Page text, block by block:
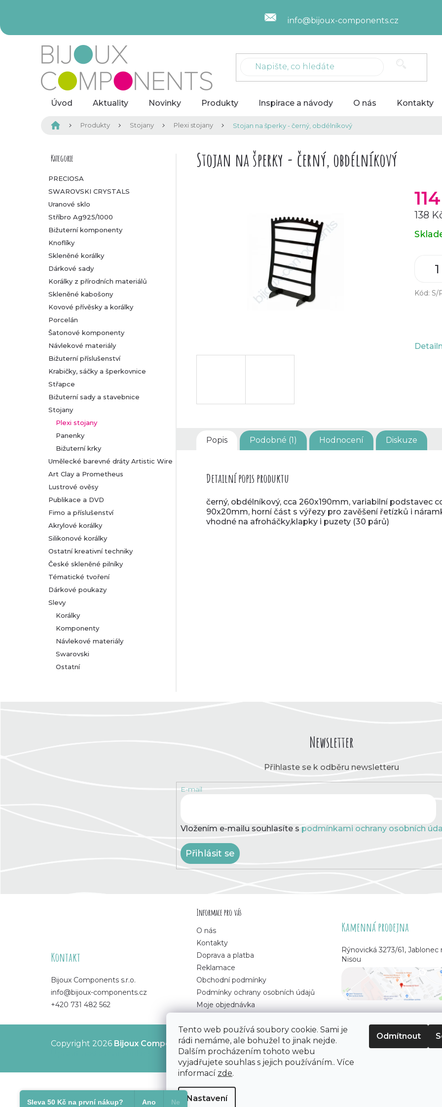
Tento web používá soubory cookie. Sami je
rádi nemáme, ale bohužel to jinak nejde.
Dalším procházením tohoto webu
vyjadřujete souhlas s jejich používáním.. Více
informací zde.
Nastavení
Odmítnout
info@bijoux-components.cz
Úvod Aktuality Novinky Produkty Inspirace a návody O nás Kontakty
Domů Produkty Stojany Plexi stojany Stojan na šperky - černý, obdélníkový
P
o
s
t
r
a
n
n
í
p
a
n
e
Přeskočit
Kategorie
PRECIOSA
SWAROVSKI CRYSTALS
Uranové sklo
Stříbro Ag925/1000
Bižuterní komponenty
Knoflíky
Skleněné korálky
Dárkové sady
Korálky z přírodních materiálů
Skleněné kabošony
Kovové přívěsky a korálky
Porcelán
Šatonové komponenty
Návlekové materiály
Bižuterní příslušenství
Krabičky, sáčky a šperkovnice
Střapce
Bižuterní sady a stavebnice
Stojany
Plexi stojany
Panenky
Bižuterní krky
Umělecké barevné dráty Artistic Wire
Art Clay a Prometheus
Lustrové ověsy
Publikace a DVD
Fimo a příslušenství
Akrylové korálky
Silikonové korálky
Ostatní kreativní techniky
České skleněné pilníky
Tématické tvoření
Dárkové poukazy
Slevy
Korálky
Komponenty
Návlekové materiály
Swarovski
Ostatní
Stojan na šperky - černý, obdélníkový
138
Měrná
cena:
Kód: S/
Popis Podobné (1) Hodnocení Diskuze
Detailní popis produktu
černý, obdélníkový, cca 260x190mm, variabilní podstavec
90x20mm, horní část s výřezy pro zavěšení řetízků i
vhodné na afroháčky,klapky i puzety (30 párů)
Newsletter
Přihlaste se k odběru newsletteru
E-mail
Vložením e-mailu souhlasíte s podmínkami ochrany osobních
Přihlásit se
Kontakt
Bijoux Components s.r.o.
info@bijoux-components.cz
+420 731 482 562
Informace pro vás
O nás
Kontakty
Doprava a platba
Reklamace
Obchodní podmínky
Podmínky ochrany osobních údajů
Moje objednávka
Kamenná prodejna
Rýnovická 3273/61, Jablonec
Nisou
Copyright 2026 Bijoux Components - Svět korálků. Všechna práva vyhrazena.
Sleva 50 Kč na první nákup?​ Ano Ne